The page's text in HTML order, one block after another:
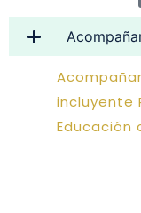
incluyente
Educación